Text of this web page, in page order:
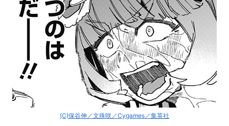
(C)保谷伸／文殊咲／Cygames／集英社